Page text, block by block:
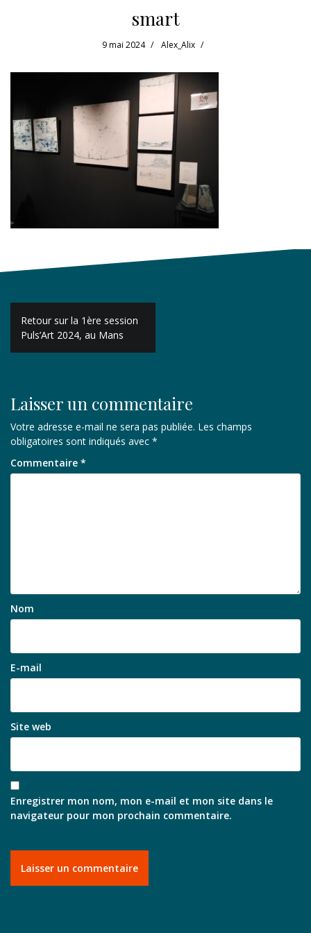
smart
9 mai 2024 Alex_Alix
Navigation
de
l’article
Retour sur la 1ère session
Puls’Art 2024, au Mans
Laisser un commentaire
Votre adresse e-mail ne sera pas publiée. Les champs
obligatoires sont indiqués avec *
Commentaire *
Nom
E-mail
Site web
Enregistrer mon nom, mon e-mail et mon site dans le
navigateur pour mon prochain commentaire.